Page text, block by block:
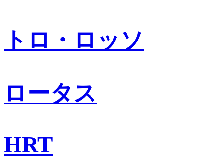
トロ・ロッソ
ロータス
HRT